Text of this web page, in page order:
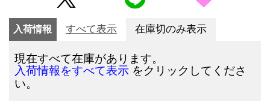
入荷情報 すべて表示 在庫切のみ表示
現在すべて在庫があります。
入荷情報をすべて表示 をクリックしてくださ
い。